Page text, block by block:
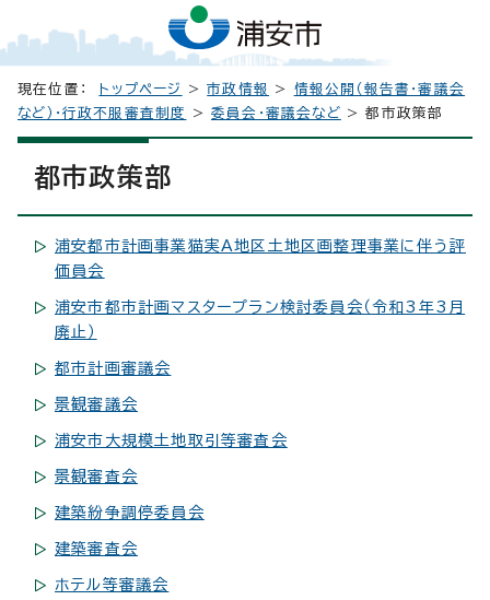
現在位置： トップページ >市政情報 > 情報公開（報告書・審議会
など）・行政不服審査制度
>委員会・審議会など > 都市政策部
都市政策部
浦安都市計画事業猫実A地区土地区画整理事業に伴う評
価員会
浦安市都市計画マスタープラン検討委員会（令和3年3月
廃止）
都市計画審議会
景観審議会
浦安市大規模土地取引等審査会
景観審査会
建築紛争調停委員会
建築審査会
ホテル等審議会